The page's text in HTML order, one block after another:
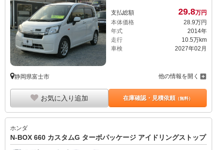
支払総額 29.8万円
本体価格
28.9万円
年式
2014年
走行
10.5万km
車検
2027年02月
静岡県富士市 他の情報を開く
お気に入り追加 在庫確認・見積依頼（無料）
ホンダ
N-BOX 660 カスタムG ターボパッケージ アイドリングストップ